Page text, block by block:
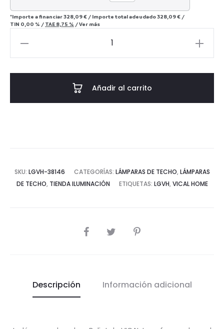
*Importe a financiar328,09 € / Importe total adeudado328,09 € /
TIN 0,00 % / TAE 8,75 % /Ver más
Añadir al carrito
SKU: LGVH-38146 CATEGORÍAS: LÁMPARAS DE TECHO, LÁMPARAS
DE TECHO, TIENDA ILUMINACIÓN ETIQUETAS: LGVH, VICAL HOME
COMPARTIR
Descripción Información adicional